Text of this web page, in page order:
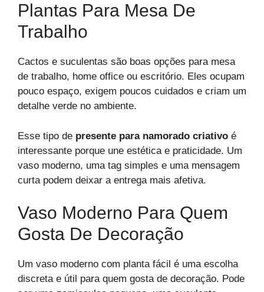
Plantas Para Mesa De
Trabalho
Cactos e suculentas são boas opções para mesa
de trabalho, home office ou escritório. Eles ocupam
pouco espaço, exigem poucos cuidados e criam um
detalhe verde no ambiente.
Esse tipo de presente para namorado criativo é
interessante porque une estética e praticidade. Um
vaso moderno, uma tag simples e uma mensagem
curta podem deixar a entrega mais afetiva.
Vaso Moderno Para Quem
Gosta De Decoração
Um vaso moderno com planta fácil é uma escolha
discreta e útil para quem gosta de decoração. Pode